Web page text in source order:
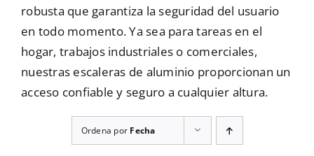
robusta que garantiza la seguridad del usuario
en todo momento. Ya sea para tareas en el
hogar, trabajos industriales o comerciales,
nuestras escaleras de aluminio proporcionan un
acceso confiable y seguro a cualquier altura.
Ordena por Fecha